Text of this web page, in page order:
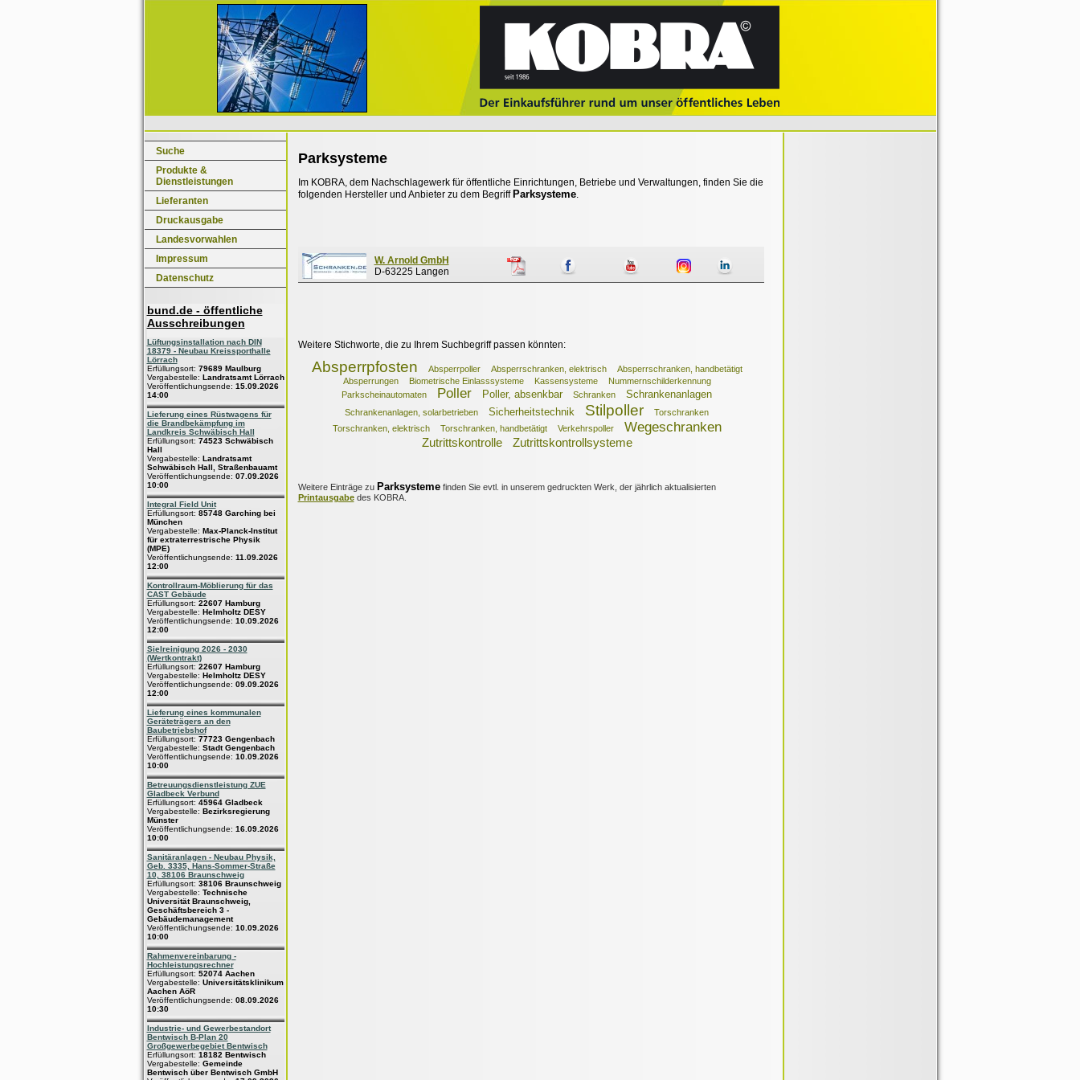
Suche
Produkte &
Dienstleistungen
Lieferanten
Druckausgabe
Landesvorwahlen
Impressum
Datenschutz
bund.de - öffentliche
Ausschreibungen
Lüftungsinstallation nach DIN
18379 - Neubau Kreissporthalle
Lörrach
Erfüllungsort: 79689 Maulburg
Vergabestelle: Landratsamt Lörrach
Veröffentlichungsende: 15.09.2026
14:00
Lieferung eines Rüstwagens für
die Brandbekämpfung im
Landkreis Schwäbisch Hall
Erfüllungsort: 74523 Schwäbisch
Hall
Vergabestelle: Landratsamt
Schwäbisch Hall, Straßenbauamt
Veröffentlichungsende: 07.09.2026
10:00
Integral Field Unit
Erfüllungsort: 85748 Garching bei
München
Vergabestelle: Max-Planck-Institut
für extraterrestrische Physik
(MPE)
Veröffentlichungsende: 11.09.2026
12:00
Kontrollraum-Möblierung für das
CAST Gebäude
Erfüllungsort: 22607 Hamburg
Vergabestelle: Helmholtz DESY
Veröffentlichungsende: 10.09.2026
12:00
Sielreinigung 2026 - 2030
(Wertkontrakt)
Erfüllungsort: 22607 Hamburg
Vergabestelle: Helmholtz DESY
Veröffentlichungsende: 09.09.2026
12:00
Lieferung eines kommunalen
Geräteträgers an den
Baubetriebshof
Erfüllungsort: 77723 Gengenbach
Vergabestelle: Stadt Gengenbach
Veröffentlichungsende: 10.09.2026
10:00
Betreuungsdienstleistung ZUE
Gladbeck Verbund
Erfüllungsort: 45964 Gladbeck
Vergabestelle: Bezirksregierung
Münster
Veröffentlichungsende: 16.09.2026
10:00
Sanitäranlagen - Neubau Physik,
Geb. 3335, Hans-Sommer-Straße
10, 38106 Braunschweig
Erfüllungsort: 38106 Braunschweig
Vergabestelle: Technische
Universität Braunschweig,
Geschäftsbereich 3 -
Gebäudemanagement
Veröffentlichungsende: 10.09.2026
10:00
Rahmenvereinbarung -
Hochleistungsrechner
Erfüllungsort: 52074 Aachen
Vergabestelle: Universitätsklinikum
Aachen AöR
Veröffentlichungsende: 08.09.2026
10:30
Industrie- und Gewerbestandort
Bentwisch B-Plan 20
Großgewerbegebiet Bentwisch
Erfüllungsort: 18182 Bentwisch
Vergabestelle: Gemeinde
Bentwisch über Bentwisch GmbH
Parksysteme
Im KOBRA, dem Nachschlagewerk für öffentliche Einrichtungen, Betriebe und Verwaltungen, finden Sie die
folgenden Hersteller und Anbieter zu dem Begriff Parksysteme.
W. Arnold GmbH
D-63225 Langen
Weitere Stichworte, die zu Ihrem Suchbegriff passen könnten:
Absperrpfosten Absperrpoller Absperrschranken, elektrisch
Absperrschranken, handbetätigt
Absperrungen
Biometrische Einlasssysteme Kassensysteme
Nummernschilderkennung
Parkscheinautomaten
Poller Poller, absenkbar Schranken Schrankenanlagen
Schrankenanlagen, solarbetrieben Sicherheitstechnik Stilpoller
Torschranken
Torschranken, elektrisch
Torschranken, handbetätigt Verkehrspoller Wegeschranken
Zutrittskontrolle Zutrittskontrollsysteme
Weitere Einträge zu Parksystemefinden Sie evtl. in unserem gedruckten Werk, der jährlich aktualisierten
Printausgabedes KOBRA.